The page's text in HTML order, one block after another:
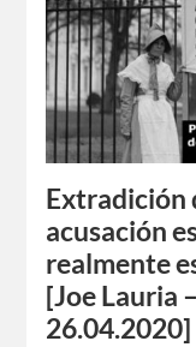
Extradición
acusación
realmente
[Joe Lauria
26.04.2020]